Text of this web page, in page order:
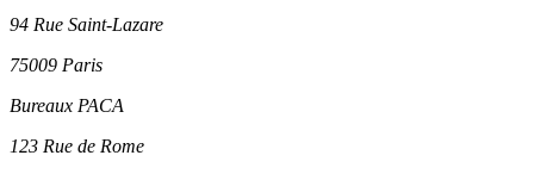
94 Rue Saint-Lazare
75009 Paris
Bureaux PACA
123 Rue de Rome